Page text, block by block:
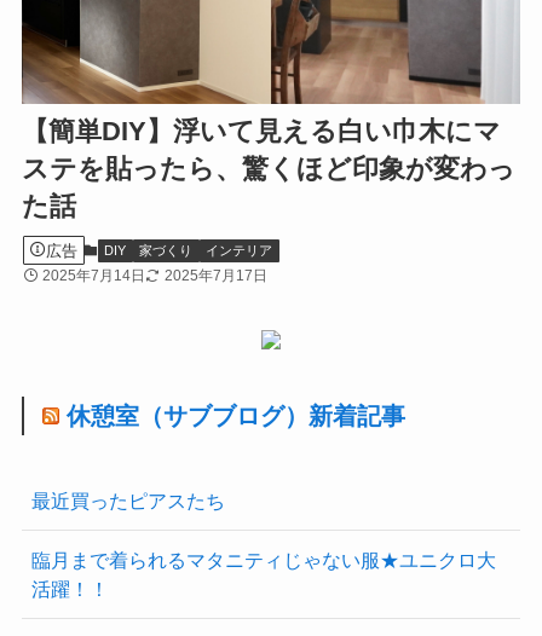
【簡単DIY】浮いて見える白い巾木にマ
ステを貼ったら、驚くほど印象が変わっ
た話
広告 DIY 家づくり インテリア
2025年7月14日 2025年7月17日
休憩室（サブブログ）新着記事
最近買ったピアスたち
臨月まで着られるマタニティじゃない服★ユニクロ大
活躍！！